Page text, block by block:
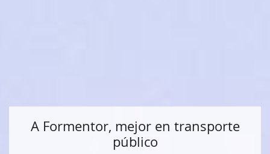
A Formentor, mejor en transporte
público